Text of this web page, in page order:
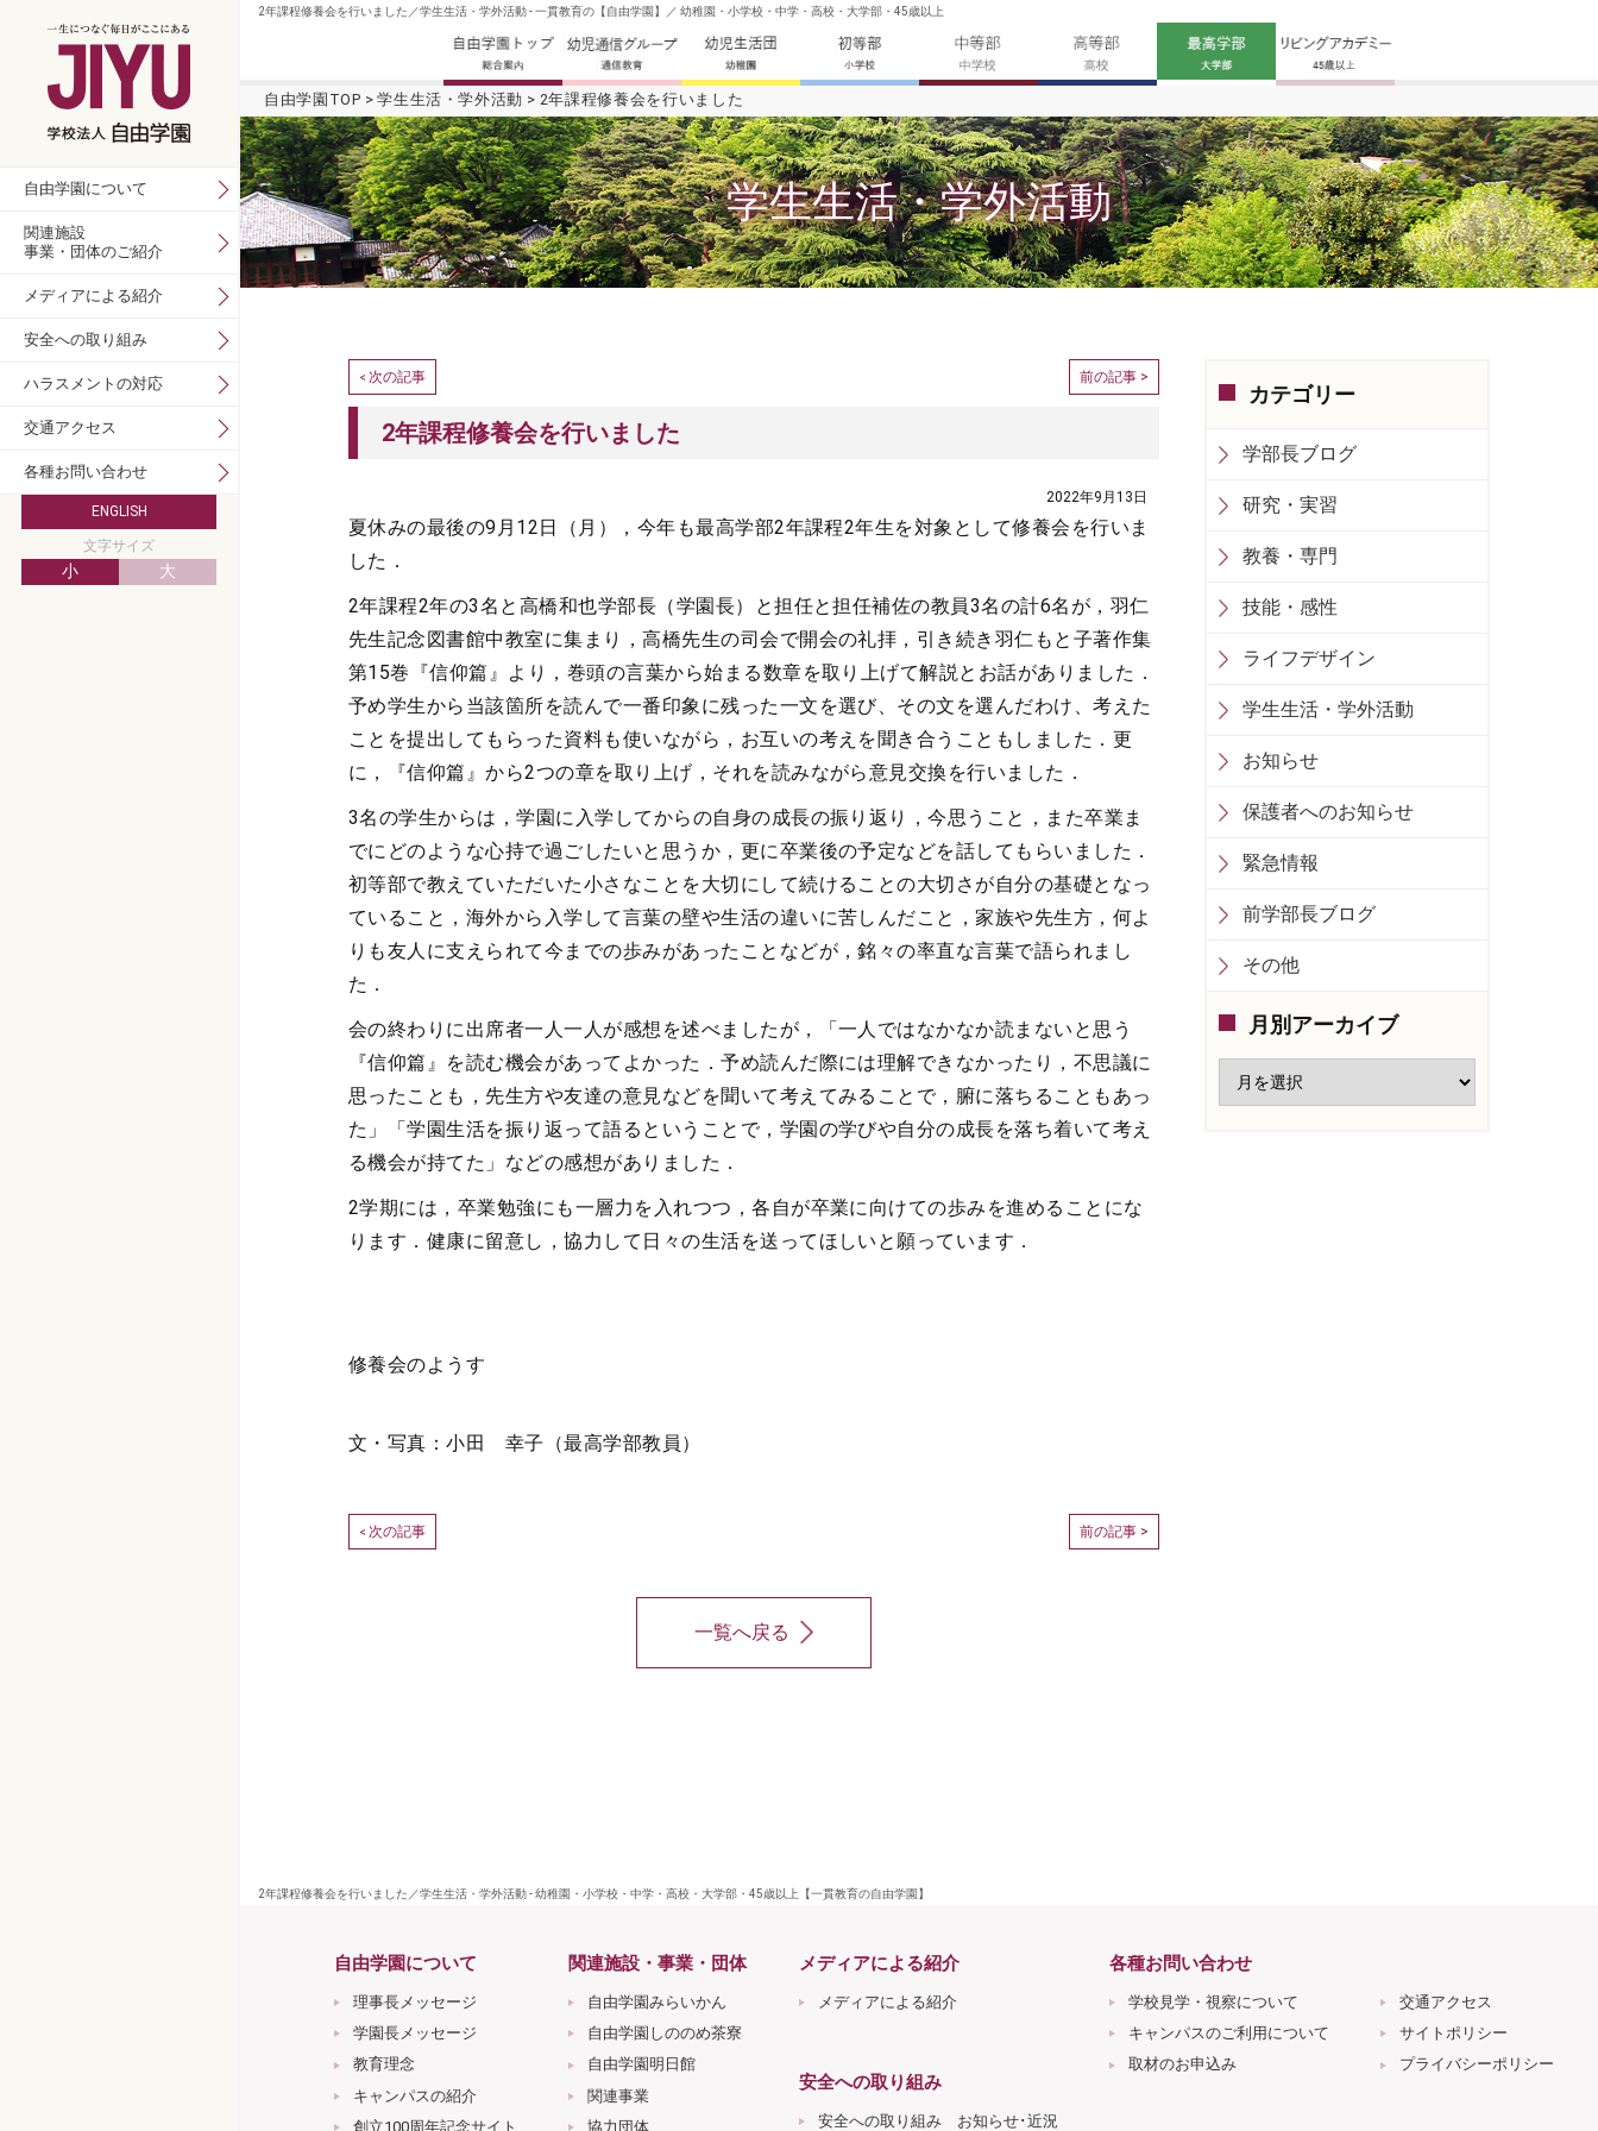
2年課程修養会を行いました／学生生活・学外活動 - 一貫教育の【自由学園】／ 幼稚園・小学校・中学・高校・大学部・45歳以上
自由学園TOP 学生生活・学外活動 2年課程修養会を行いました
学生生活・学外活動
< 次の記事 前の記事 >
2年課程修養会を行いました
2022年9月13日
夏休みの最後の9月12日（月），今年も最高学部2年課程2年生を対象として修養会を行いま
した．
2年課程2年の3名と高橋和也学部長（学園長）と担任と担任補佐の教員3名の計6名が，羽仁
先生記念図書館中教室に集まり，高橋先生の司会で開会の礼拝，引き続き羽仁もと子著作集
第15巻『信仰篇』より，巻頭の言葉から始まる数章を取り上げて解説とお話がありました．
予め学生から当該箇所を読んで一番印象に残った一文を選び、その文を選んだわけ、考えた
ことを提出してもらった資料も使いながら，お互いの考えを聞き合うこともしました．更
に，『信仰篇』から2つの章を取り上げ，それを読みながら意見交換を行いました．
3名の学生からは，学園に入学してからの自身の成長の振り返り，今思うこと，また卒業ま
でにどのような心持で過ごしたいと思うか，更に卒業後の予定などを話してもらいました．
初等部で教えていただいた小さなことを大切にして続けることの大切さが自分の基礎となっ
ていること，海外から入学して言葉の壁や生活の違いに苦しんだこと，家族や先生方，何よ
りも友人に支えられて今までの歩みがあったことなどが，銘々の率直な言葉で語られまし
た．
会の終わりに出席者一人一人が感想を述べましたが，「一人ではなかなか読まないと思う
『信仰篇』を読む機会があってよかった．予め読んだ際には理解できなかったり，不思議に
思ったことも，先生方や友達の意見などを聞いて考えてみることで，腑に落ちることもあっ
た」「学園生活を振り返って語るということで，学園の学びや自分の成長を落ち着いて考え
る機会が持てた」などの感想がありました．
2学期には，卒業勉強にも一層力を入れつつ，各自が卒業に向けての歩みを進めることにな
ります．健康に留意し，協力して日々の生活を送ってほしいと願っています．
修養会のようす
文・写真：小田 幸子（最高学部教員）
< 次の記事 前の記事 >
一覧へ戻る
カテゴリー
学部長ブログ
研究・実習
教養・専門
技能・感性
ライフデザイン
学生生活・学外活動
お知らせ
保護者へのお知らせ
緊急情報
前学部長ブログ
その他
月別アーカイブ
2年課程修養会を行いました／学生生活・学外活動 - 幼稚園・小学校・中学・高校・大学部・45歳以上【一貫教育の自由学園】
自由学園について
理事長メッセージ
学園長メッセージ
教育理念
キャンパスの紹介
創立100周年記念サイト
関連施設・事業・団体
自由学園みらいかん
自由学園しののめ茶寮
自由学園明日館
関連事業
協力団体
メディアによる紹介
メディアによる紹介
安全への取り組み
安全への取り組み お知らせ･近況
各種お問い合わせ
学校見学・視察について
キャンパスのご利用について
取材のお申込み
交通アクセス
サイトポリシー
プライバシーポリシー
自由学園について
関連施設
事業・団体のご紹介
メディアによる紹介
安全への取り組み
ハラスメントの対応
交通アクセス
各種お問い合わせ
ENGLISH
文字サイズ
小 大